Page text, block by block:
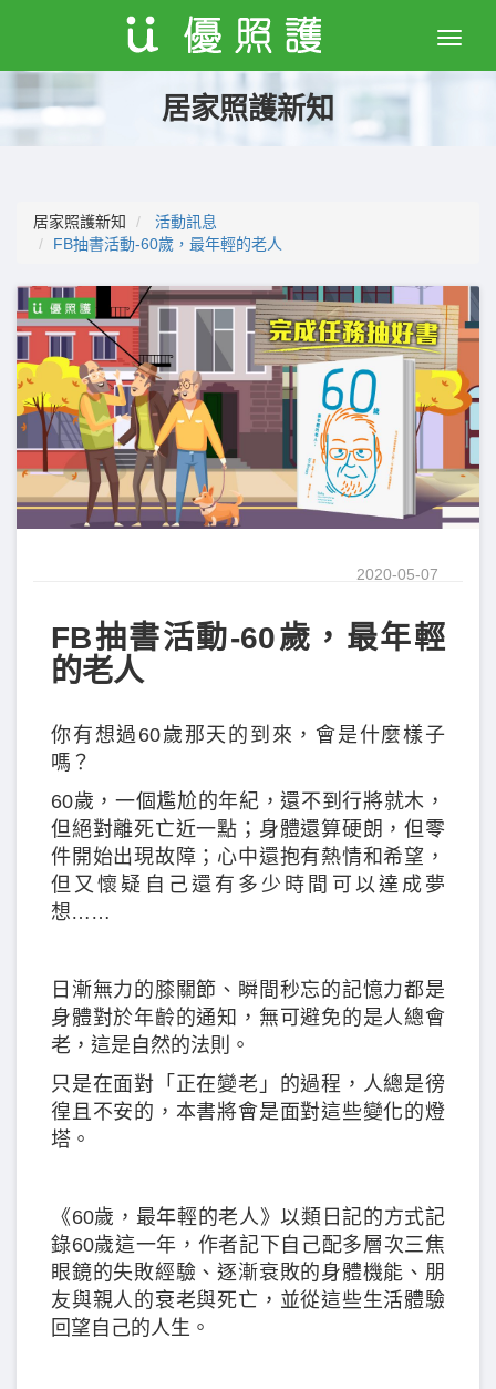
Toggle
居家照護新知
居家照護新知
活動訊息
FB抽書活動-60歲，最年輕的老人
2020-05-07
FB抽書活動-60歲，最年輕
的老人
你有想過60歲那天的到來，會是什麼樣子
嗎？
60歲，一個尷尬的年紀，還不到行將就木，
但絕對離死亡近一點；身體還算硬朗，但零
件開始出現故障；心中還抱有熱情和希望，
但又懷疑自己還有多少時間可以達成夢
想……
日漸無力的膝關節、瞬間秒忘的記憶力都是
身體對於年齡的通知，無可避免的是人總會
老，這是自然的法則。
只是在面對「正在變老」的過程，人總是徬
徨且不安的，本書將會是面對這些變化的燈
塔。
《60歲，最年輕的老人》以類日記的方式記
錄60歲這一年，作者記下自己配多層次三焦
眼鏡的失敗經驗、逐漸衰敗的身體機能、朋
友與親人的衰老與死亡，並從這些生活體驗
回望自己的人生。